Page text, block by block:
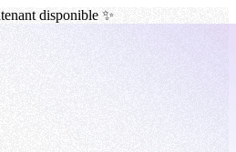
disponible ✨